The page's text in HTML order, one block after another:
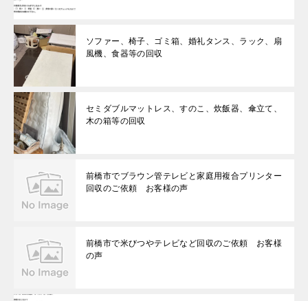
ソファー、椅子、ゴミ箱、婚礼タンス、ラック、扇
風機、食器等の回収
セミダブルマットレス、すのこ、炊飯器、傘立て、
木の箱等の回収
前橋市でブラウン管テレビと家庭用複合プリンター
回収のご依頼 お客様の声
前橋市で米びつやテレビなど回収のご依頼 お客様
の声